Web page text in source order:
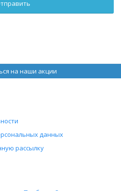
на наши акции
данных
рассылку